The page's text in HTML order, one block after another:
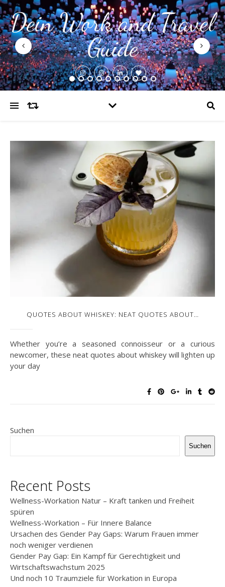
Dein Work and Travel
Guide
QUOTES ABOUT WHISKEY: NEAT QUOTES ABOUT…
Whether you’re a seasoned connoisseur or a curious
newcomer, these neat quotes about whiskey will lighten up
your day
Suchen
Suchen
Recent Posts
Wellness-Workation Natur – Kraft tanken und Freiheit
spüren
Wellness-Workation – Für Innere Balance
Ursachen des Gender Pay Gaps: Warum Frauen immer
noch weniger verdienen
Gender Pay Gap: Ein Kampf für Gerechtigkeit und
Wirtschaftswachstum 2025
Und noch 10 Traumziele für Workation in Europa